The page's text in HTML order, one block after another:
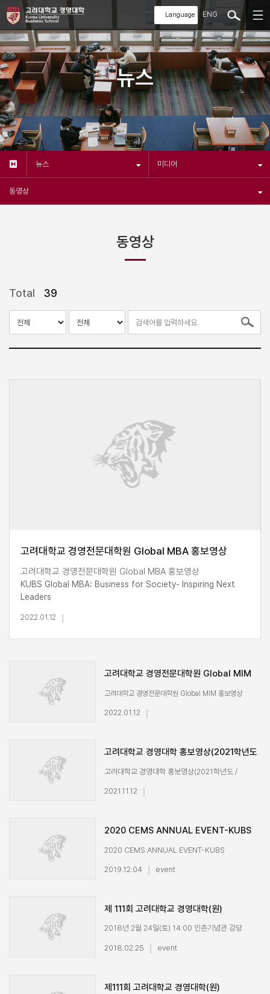
ENG
뉴스
뉴스 미디어
동영상
동영상
Total 39
고려대학교 경영전문대학원 Global MBA 홍보영상
고려대학교 경영전문대학원 Global MBA 홍보영상
KUBS Global MBA: Business for Society- Inspiring Next
Leaders
2022.01.12
고려대학교 경영전문대학원 Global MIM
고려대학교 경영전문대학원 Global MIM 홍보영상
Best!
2022.01.12
고려대학교 경영대학 홍보영상(2021학년도
/ 인재발굴처)
고려대학교 경영대학 홍보영상(2021학년도 /
2021.11.12
2020 CEMS ANNUAL EVENT-KUBS
2020 CEMS ANNUAL EVENT-KUBS
2019.12.04 event
제 111회 고려대학교 경영대학(원)
학위수여식
2018년 2월 24일(토) 14:00 인촌기념관 강당
2018.02.25 event
제111회 고려대학교 경영대학(원)